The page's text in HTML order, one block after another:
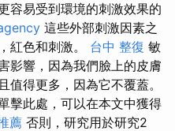
容易受到環境的刺激效果的
這些外部刺激因素之
紅色和刺激。 台中 整復 敏
影響，因為我們臉上的皮膚
值得更多，因為它不覆蓋。
擊此處，可以在本文中獲得
薦 否則，研究用於研究2